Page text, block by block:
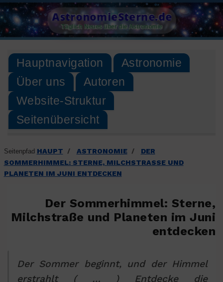
Skip
to
content
AstronomieSterne.de
Täglich Neues über die Astronomie
Hauptnavigation
Astronomie
Über uns
Autoren
Website-Struktur
Seitenübersicht
Seitenpfad HAUPT / ASTRONOMIE /
DER
SOMMERHIMMEL: STERNE, MILCHSTRASSE UND P
LANETEN IM JUNI ENTDECKEN
Der Sommerhimmel: Sterne,
Milchstraße und Planeten im Juni
entdecken
Der Sommer beginnt, und der Himmel
erstrahlt ( … ) Entdecke die